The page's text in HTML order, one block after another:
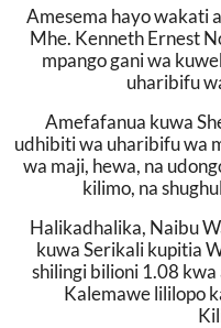
Amesema hayo wakati
Mhe. Kenneth Ernest
mpango gani wa
uharibifu
Amefafanua kuwa
udhibiti wa uharibifu wa
wa maji, hewa, na
kilimo, na
Halikadhalika, Naibu
kuwa Serikali kupitia
shilingi bilioni 1.08
Kalemawe lililopo